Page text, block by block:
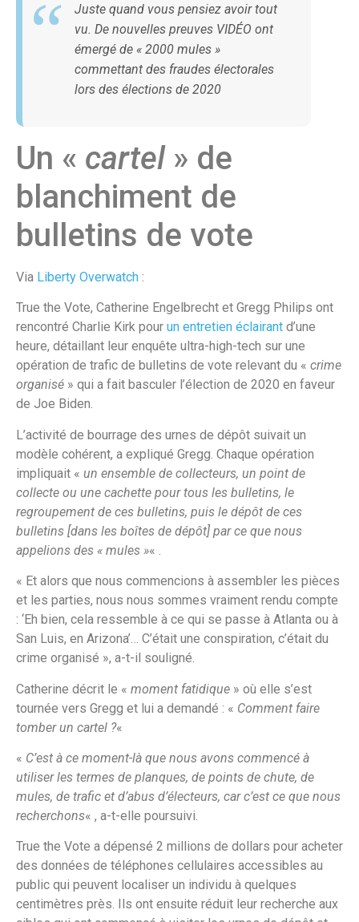
Juste quand vous pensiez avoir tout
vu. De nouvelles preuves VIDÉO ont
émergé de « 2000 mules »
commettant des fraudes électorales
lors des élections de 2020
Un « cartel» de
blanchiment de
bulletins de vote
Via Liberty Overwatch :
True the Vote, Catherine Engelbrecht et Gregg Philips ont
rencontré Charlie Kirk pour un entretien éclairant d’une
heure, détaillant leur enquête ultra-high-tech sur une
opération de trafic de bulletins de vote relevant du « crime
organisé » qui a fait basculer l’élection de 2020 en faveur
de Joe Biden.
L’activité de bourrage des urnes de dépôt suivait un
modèle cohérent, a expliqué Gregg. Chaque opération
impliquait « un ensemble de collecteurs, un point de
collecte ou une cachette pour tous les bulletins, le
regroupement de ces bulletins, puis le dépôt de ces
bulletins [dans les boîtes de dépôt] par ce que nous
appelions des « mules »« .
« Et alors que nous commencions à assembler les pièces
et les parties, nous nous sommes vraiment rendu compte
: ‘Eh bien, cela ressemble à ce qui se passe à Atlanta ou à
San Luis, en Arizona’… C’était une conspiration, c’était du
crime organisé », a-t-il souligné.
Catherine décrit le « moment fatidique » où elle s’est
tournée vers Gregg et lui a demandé : « Comment faire
tomber un cartel ?«
« C’est à ce moment-là que nous avons commencé à
utiliser les termes de planques, de points de chute, de
mules, de trafic et d’abus d’électeurs, car c’est ce que nous
recherchons« , a-t-elle poursuivi.
True the Vote a dépensé 2 millions de dollars pour acheter
des données de téléphones cellulaires accessibles au
public qui peuvent localiser un individu à quelques
centimètres près. Ils ont ensuite réduit leur recherche aux